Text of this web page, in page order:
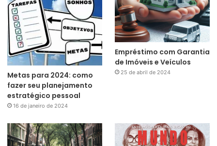
Metas para 2024: como
fazer seu planejamento
estratégico pessoal
16 de janeiro de 2024
Empréstimo com Garantia
de Imóveis e Veículos
25 de abril de 2024